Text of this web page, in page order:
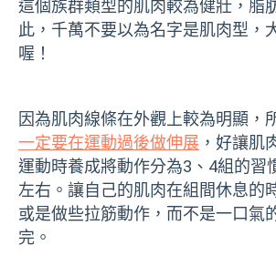
這個族群類型的肌肉較為健壯，脂
此，千萬不要以為名字是肌肉型，
喔！
因為肌肉線條在外觀上較為明顯，
一定要在運動過後做伸展 ，好讓肌
運動時養成將動作分為3、4組的習
左右。讓自己的肌肉在組間休息的
或是做些拉筋動作，而不是一口氣
完。